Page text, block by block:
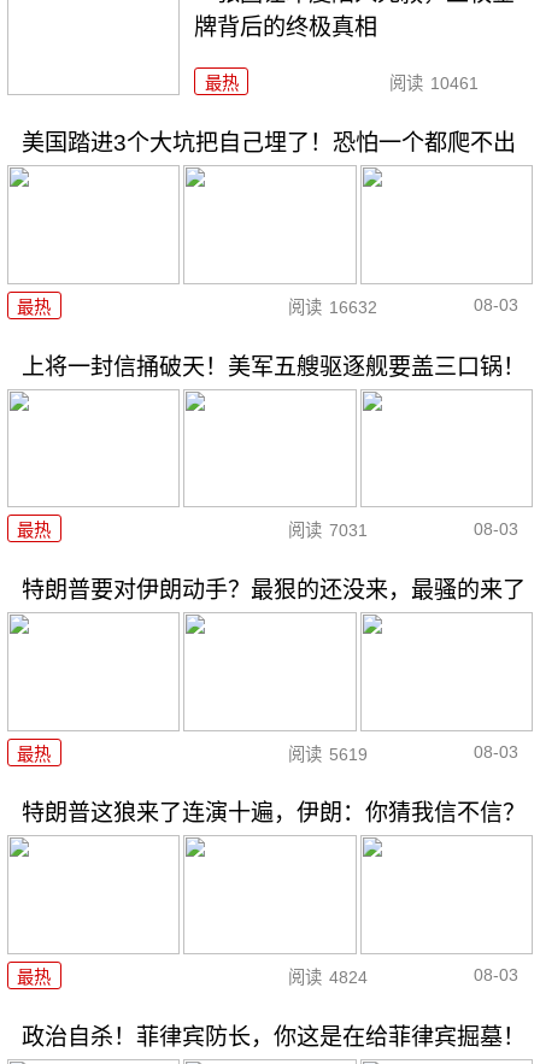
牌背后的终极真相
最热 阅读 10461
美国踏进3个大坑把自己埋了！恐怕一个都爬不出
最热 阅读 16632 08-03
上将一封信捅破天！美军五艘驱逐舰要盖三口锅！
最热 阅读 7031 08-03
特朗普要对伊朗动手？最狠的还没来，最骚的来了
最热 阅读 5619 08-03
特朗普这狼来了连演十遍，伊朗：你猜我信不信？
最热 阅读 4824 08-03
政治自杀！菲律宾防长，你这是在给菲律宾掘墓！